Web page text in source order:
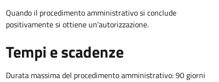
Quando il procedimento amministrativo si conclude
positivamente si ottiene un'autorizzazione.
Tempi e scadenze
Durata massima del procedimento amministrativo: 90 giorni